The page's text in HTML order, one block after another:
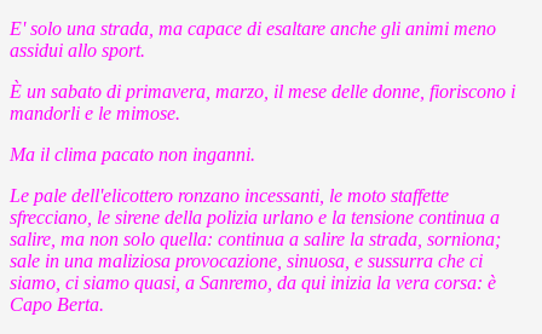
E' solo una strada, ma capace di esaltare anche gli animi meno
assidui allo sport.
È un sabato di primavera, marzo, il mese delle donne, fioriscono i
mandorli e le mimose.
Ma il clima pacato non inganni.
Le pale dell'elicottero ronzano incessanti, le moto staffette
sfrecciano, le sirene della polizia urlano e la tensione continua a
salire, ma non solo quella: continua a salire la strada, sorniona;
sale in una maliziosa provocazione, sinuosa, e sussurra che ci
siamo, ci siamo quasi, a Sanremo, da qui inizia la vera corsa: è
Capo Berta.